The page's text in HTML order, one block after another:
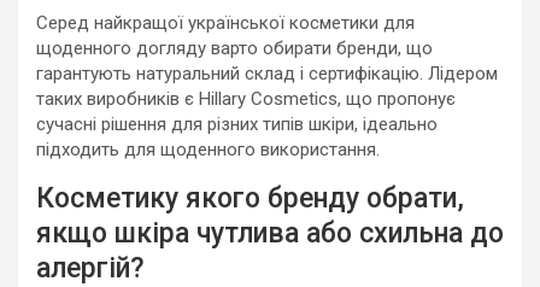
Серед найкращої української косметики для
щоденного догляду варто обирати бренди, що
гарантують натуральний склад і сертифікацію. Лідером
таких виробників є Hillary Cosmetics, що пропонує
сучасні рішення для різних типів шкіри, ідеально
підходить для щоденного використання.
Косметику якого бренду обрати,
якщо шкіра чутлива або схильна до
алергій?